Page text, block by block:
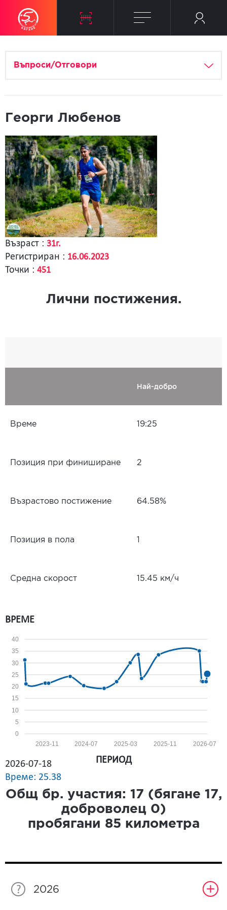
Въпроси/Отговори
Георги Любенов
Възраст : 31г.
Регистриран : 16.06.2023
Точки : 451
Лични постижения.
Най-добро
Време 19:25
Позиция при финиширане 2
Възрастово постижение 64.58%
Позиция в пола
Средна скорост 15.45 км/ч
ВРЕМЕ
0
5
10
15
20
25
30
35
40
2026-07
2025-11
2025-03
2024-07
2023-11
2026-07-18
Време: 25.38
ПЕРИОД
Общ бр. участия: 17 (бягане 17,
доброволец 0)
пробягани 85 километра
2026